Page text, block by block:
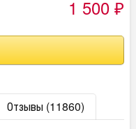
1 500 ₽
Отзывы (11860)